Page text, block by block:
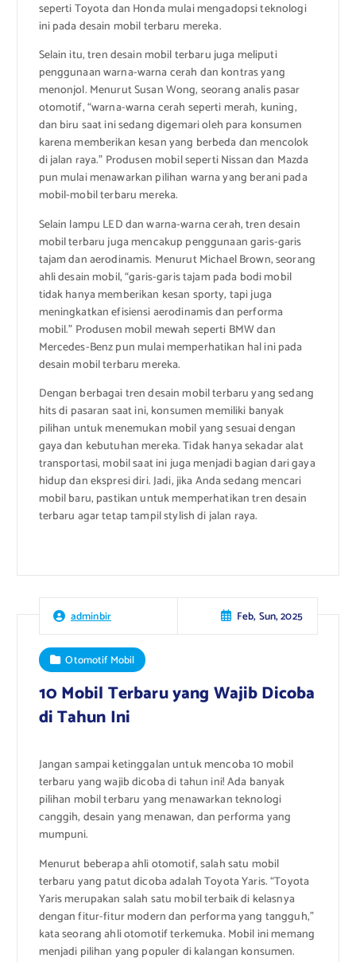
seperti Toyota dan Honda mulai mengadopsi teknologi
ini pada desain mobil terbaru mereka.
Selain itu, tren desain mobil terbaru juga meliputi
penggunaan warna-warna cerah dan kontras yang
menonjol. Menurut Susan Wong, seorang analis pasar
otomotif, “warna-warna cerah seperti merah, kuning,
dan biru saat ini sedang digemari oleh para konsumen
karena memberikan kesan yang berbeda dan mencolok
di jalan raya.” Produsen mobil seperti Nissan dan Mazda
pun mulai menawarkan pilihan warna yang berani pada
mobil-mobil terbaru mereka.
Selain lampu LED dan warna-warna cerah, tren desain
mobil terbaru juga mencakup penggunaan garis-garis
tajam dan aerodinamis. Menurut Michael Brown, seorang
ahli desain mobil, “garis-garis tajam pada bodi mobil
tidak hanya memberikan kesan sporty, tapi juga
meningkatkan efisiensi aerodinamis dan performa
mobil.” Produsen mobil mewah seperti BMW dan
Mercedes-Benz pun mulai memperhatikan hal ini pada
desain mobil terbaru mereka.
Dengan berbagai tren desain mobil terbaru yang sedang
hits di pasaran saat ini, konsumen memiliki banyak
pilihan untuk menemukan mobil yang sesuai dengan
gaya dan kebutuhan mereka. Tidak hanya sekadar alat
transportasi, mobil saat ini juga menjadi bagian dari gaya
hidup dan ekspresi diri. Jadi, jika Anda sedang mencari
mobil baru, pastikan untuk memperhatikan tren desain
terbaru agar tetap tampil stylish di jalan raya.
adminbir Feb, Sun, 2025
Otomotif Mobil
10 Mobil Terbaru yang Wajib Dicoba
di Tahun Ini
Jangan sampai ketinggalan untuk mencoba 10 mobil
terbaru yang wajib dicoba di tahun ini! Ada banyak
pilihan mobil terbaru yang menawarkan teknologi
canggih, desain yang menawan, dan performa yang
mumpuni.
Menurut beberapa ahli otomotif, salah satu mobil
terbaru yang patut dicoba adalah Toyota Yaris. “Toyota
Yaris merupakan salah satu mobil terbaik di kelasnya
dengan fitur-fitur modern dan performa yang tangguh,”
kata seorang ahli otomotif terkemuka. Mobil ini memang
menjadi pilihan yang populer di kalangan konsumen.